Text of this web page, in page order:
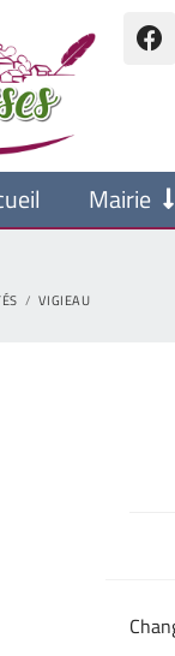
Mairie
/ VIGIEAU